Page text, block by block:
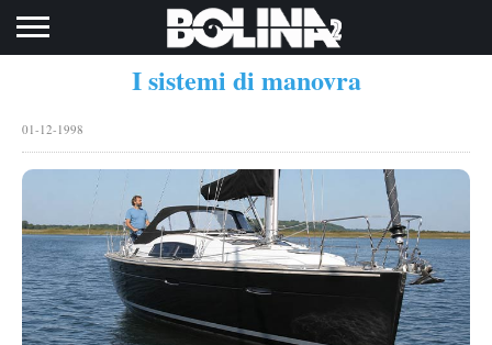
I sistemi di manovra
01-12-1998